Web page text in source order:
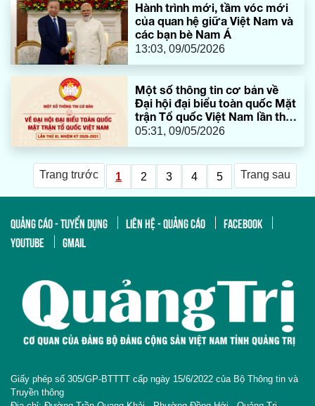
Hành trình mới, tầm vóc mới
của quan hệ giữa Việt Nam và
các bạn bè Nam Á
13:03, 09/05/2026
Một số thông tin cơ bản về
Đại hội đại biểu toàn quốc Mặt
trận Tổ quốc Việt Nam lần thứ
XI, nhiệm kỳ 2026-2031
05:31, 09/05/2026
Trang trước 1 2 3 4 5 Trang sau
QUẢNG CÁO - TUYỂN DỤNG LIÊN HỆ - QUẢNG CÁO
FACEBOOK
YOUTUBE
GMAIL
Giấy phép số 305/GP-BTTTT cấp ngày 15/6/2022 của Bộ Thông tin và
Truyền thông